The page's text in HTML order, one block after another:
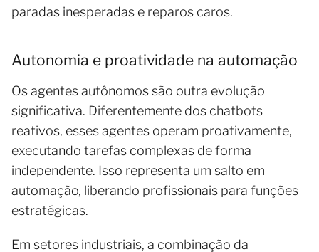
paradas inesperadas e reparos caros.
Autonomia e proatividade na automação
Os agentes autônomos são outra evolução
significativa. Diferentemente dos chatbots
reativos, esses agentes operam proativamente,
executando tarefas complexas de forma
independente. Isso representa um salto em
automação, liberando profissionais para funções
estratégicas.
Em setores industriais, a combinação da